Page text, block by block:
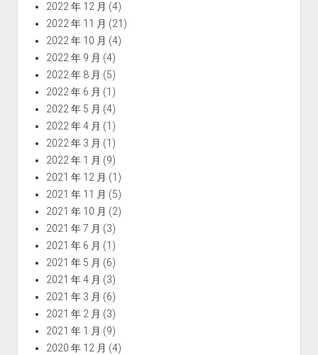
2022 年 12 月 (4)
2022 年 11 月 (21)
2022 年 10 月 (4)
2022 年 9 月 (4)
2022 年 8 月 (5)
2022 年 6 月 (1)
2022 年 5 月 (4)
2022 年 4 月 (1)
2022 年 3 月 (1)
2022 年 1 月 (9)
2021 年 12 月 (1)
2021 年 11 月 (5)
2021 年 10 月 (2)
2021 年 7 月 (3)
2021 年 6 月 (1)
2021 年 5 月 (6)
2021 年 4 月 (3)
2021 年 3 月 (6)
2021 年 2 月 (3)
2021 年 1 月 (9)
2020 年 12 月 (4)